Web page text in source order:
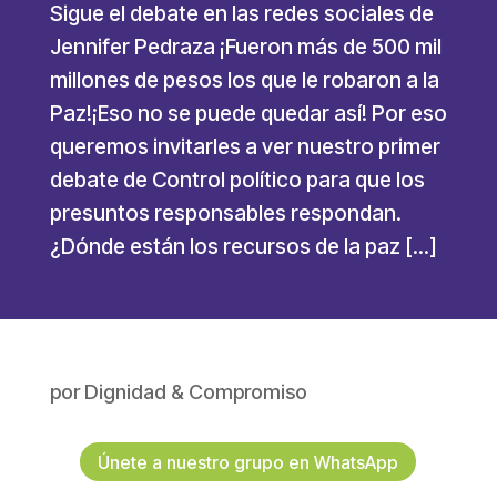
Sigue el debate en las redes sociales de
Jennifer Pedraza ¡Fueron más de 500 mil
millones de pesos los que le robaron a la
Paz!¡Eso no se puede quedar así! Por eso
queremos invitarles a ver nuestro primer
debate de Control político para que los
presuntos responsables respondan.
¿Dónde están los recursos de la paz […]
porDignidad & Compromiso
Únete a nuestro grupo en WhatsApp